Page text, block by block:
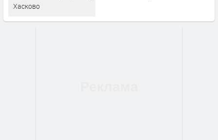
Хасково